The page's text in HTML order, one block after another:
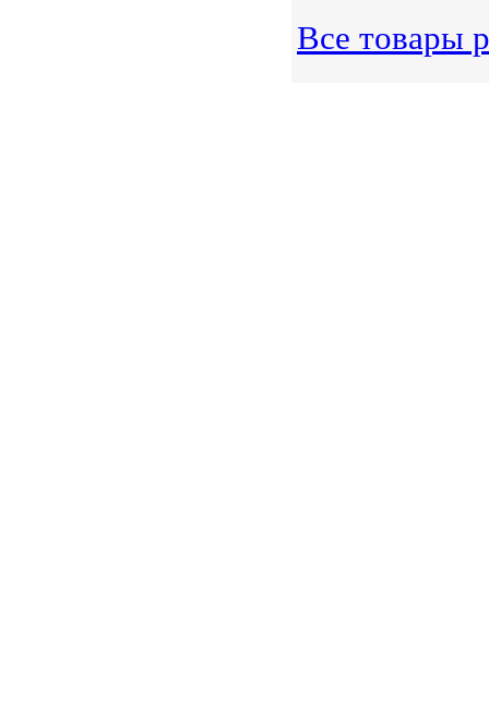
Все товары